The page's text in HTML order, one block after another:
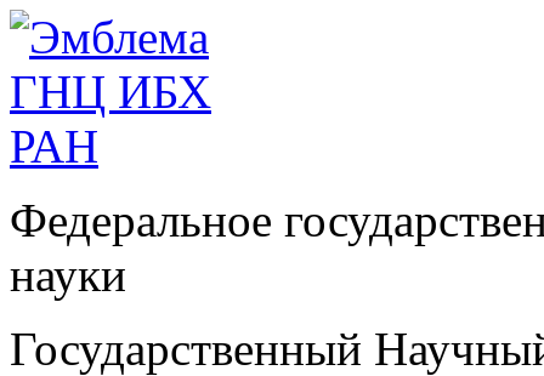
Федеральное
науки
Государственный